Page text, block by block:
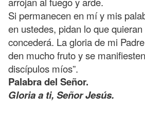
Si permanecen en mí y mis
en ustedes, pidan lo que
concederá. La gloria de mi
den mucho fruto y se
discípulos míos”.
Palabra del Señor.
Gloria a ti, Señor Jesús.